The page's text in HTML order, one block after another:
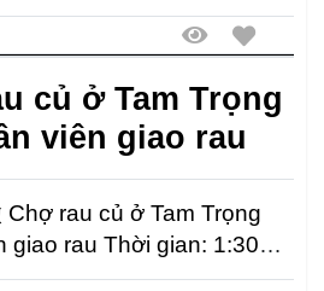
củ ở Tam Trọng
viên giao rau
Chợ rau củ ở Tam Trọng
giao rau Thời gian: 1:30
Lư...